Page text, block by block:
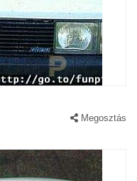
Megosztás